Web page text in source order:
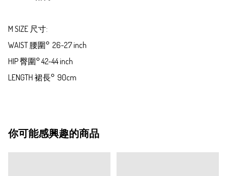
M SIZE 尺寸:
WAIST 腰圍°  26-27 inch
HIP 臀圍° 42-44 inch
LENGTH 裙長°  90cm
你可能感興趣的商品